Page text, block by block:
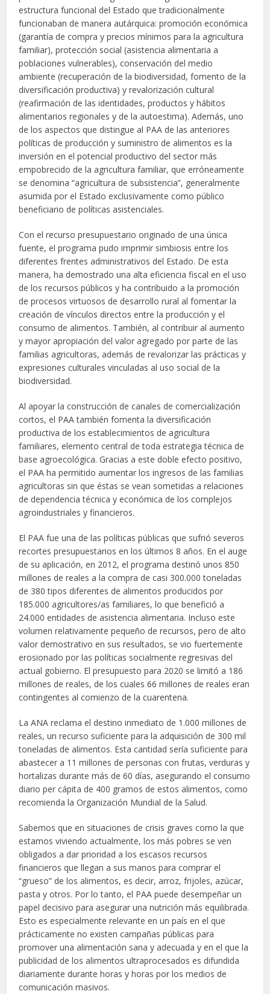
estructura funcional del Estado que tradicionalmente
funcionaban de manera autárquica: promoción económica
(garantía de compra y precios mínimos para la agricultura
familiar), protección social (asistencia alimentaria a
poblaciones vulnerables), conservación del medio
ambiente (recuperación de la biodiversidad, fomento de la
diversificación productiva) y revalorización cultural
(reafirmación de las identidades, productos y hábitos
alimentarios regionales y de la autoestima). Además, uno
de los aspectos que distingue al PAA de las anteriores
políticas de producción y suministro de alimentos es la
inversión en el potencial productivo del sector más
empobrecido de la agricultura familiar, que erróneamente
se denomina “agricultura de subsistencia”, generalmente
asumida por el Estado exclusivamente como público
beneficiario de políticas asistenciales.
Con el recurso presupuestario originado de una única
fuente, el programa pudo imprimir simbiosis entre los
diferentes frentes administrativos del Estado. De esta
manera, ha demostrado una alta eficiencia fiscal en el uso
de los recursos públicos y ha contribuido a la promoción
de procesos virtuosos de desarrollo rural al fomentar la
creación de vínculos directos entre la producción y el
consumo de alimentos. También, al contribuir al aumento
y mayor apropiación del valor agregado por parte de las
familias agricultoras, además de revalorizar las prácticas y
expresiones culturales vinculadas al uso social de la
biodiversidad.
Al apoyar la construcción de canales de comercialización
cortos, el PAA también fomenta la diversificación
productiva de los establecimientos de agricultura
familiares, elemento central de toda estrategia técnica de
base agroecológica. Gracias a este doble efecto positivo,
el PAA ha permitido aumentar los ingresos de las familias
agricultoras sin que éstas se vean sometidas a relaciones
de dependencia técnica y económica de los complejos
agroindustriales y financieros.
El PAA fue una de las políticas públicas que sufrió severos
recortes presupuestarios en los últimos 8 años. En el auge
de su aplicación, en 2012, el programa destinó unos 850
millones de reales a la compra de casi 300.000 toneladas
de 380 tipos diferentes de alimentos producidos por
185.000 agricultores/as familiares, lo que benefició a
24.000 entidades de asistencia alimentaria. Incluso este
volumen relativamente pequeño de recursos, pero de alto
valor demostrativo en sus resultados, se vio fuertemente
erosionado por las políticas socialmente regresivas del
actual gobierno. El presupuesto para 2020 se limitó a 186
millones de reales, de los cuales 66 millones de reales eran
contingentes al comienzo de la cuarentena.
La ANA reclama el destino inmediato de 1.000 millones de
reales, un recurso suficiente para la adquisición de 300 mil
toneladas de alimentos. Esta cantidad sería suficiente para
abastecer a 11 millones de personas con frutas, verduras y
hortalizas durante más de 60 días, asegurando el consumo
diario per cápita de 400 gramos de estos alimentos, como
recomienda la Organización Mundial de la Salud.
Sabemos que en situaciones de crisis graves como la que
estamos viviendo actualmente, los más pobres se ven
obligados a dar prioridad a los escasos recursos
financieros que llegan a sus manos para comprar el
“grueso” de los alimentos, es decir, arroz, frijoles, azúcar,
pasta y otros. Por lo tanto, el PAA puede desempeñar un
papel decisivo para asegurar una nutrición más equilibrada.
Esto es especialmente relevante en un país en el que
prácticamente no existen campañas públicas para
promover una alimentación sana y adecuada y en el que la
publicidad de los alimentos ultraprocesados es difundida
diariamente durante horas y horas por los medios de
comunicación masivos.